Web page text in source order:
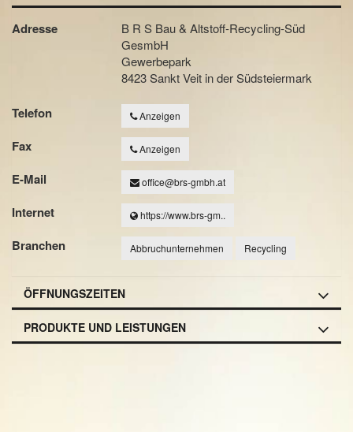
Adresse
B R S Bau & Altstoff-Recycling-Süd
GesmbH
Gewerbepark
8423 Sankt Veit in der Südsteiermark
Telefon Anzeigen
Fax Anzeigen
E-Mail office@brs-gmbh.at
Internet https://www.brs-gm..
Branchen Abbruchunternehmen Recycling
ÖFFNUNGSZEITEN
PRODUKTE UND LEISTUNGEN